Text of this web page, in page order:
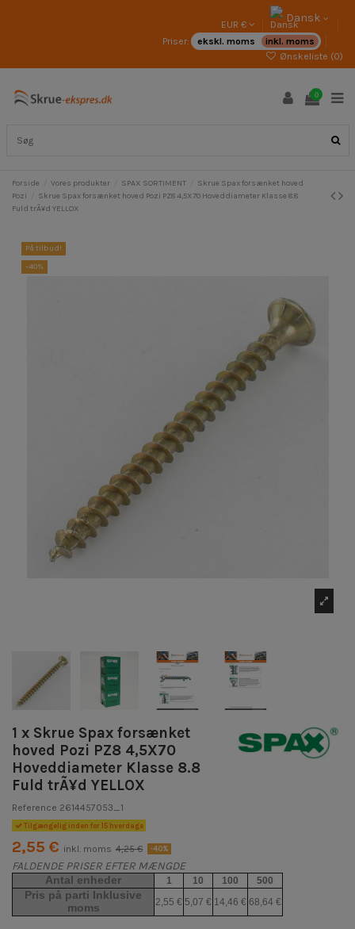
EUR € Dansk
Priser: ekskl. moms
inkl. moms
Ønskeliste (0)
0
Forside Vores produkter SPAX SORTIMENT
Skrue Spax forsænket hoved
Pozi
Skrue Spax forsænket hoved Pozi PZ8 4,5X70 Hoveddiameter Klasse 8.8
Fuld trÃ¥d YELLOX
På tilbud!
-40%
1 x Skrue Spax forsænket
hoved Pozi PZ8 4,5X70
Hoveddiameter Klasse 8.8
Fuld trÃ¥d YELLOX
Reference 2614457053_1
Tilgængelig inden for 15 hverdage
2,55 € inkl. moms 4,25 € -40%
FALDENDE PRISER EFTER MÆNGDE
Antal enheder 1 10 100 500
Pris på parti Inklusive
moms
2,55 € 5,07 € 14,46 € 68,64 €